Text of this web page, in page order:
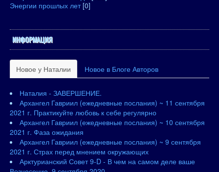
Энергии прошлых лет [0]
ИНФОРМАЦИЯ
Новое у Наталии Новое в Блоге Авторов
Наталия - ЗАВЕРШЕНИЕ.
Архангел Гавриил (ежедневные послания) ~ 11 сентября
2021 г. Практикуйте любовь к себе регулярно
Архангел Гавриил (ежедневные послания) ~ 10 сентября
2021 г. Фаза ожидания
Архангел Гавриил (ежедневные послания) ~ 9 сентября
2021 г. Страх перед мнением окружающих
Арктурианский Совет 9-D - В чем на самом деле ваше